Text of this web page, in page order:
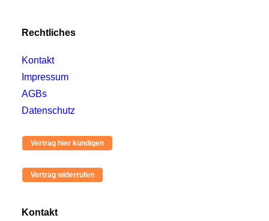
Rechtliches
Kontakt
Impressum
AGBs
Datenschutz
Kontakt